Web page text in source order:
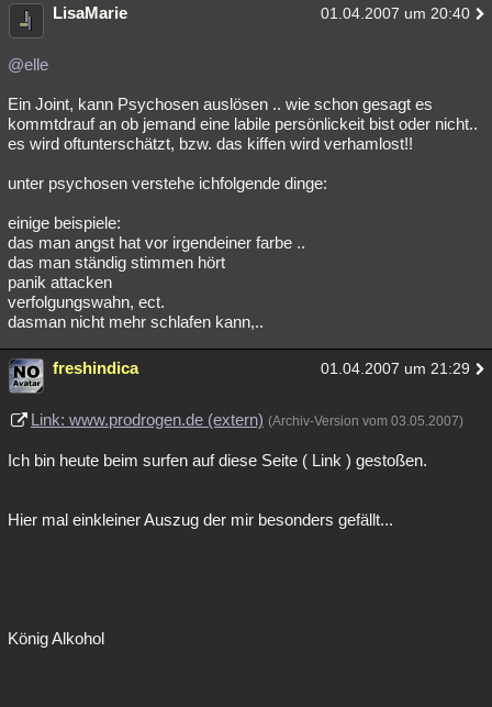
LisaMarie 01.04.2007 um 20:40
@elle
Ein Joint, kann Psychosen auslösen .. wie schon gesagt es
kommtdrauf an ob jemand eine labile persönlickeit bist oder nicht..
es wird oftunterschätzt, bzw. das kiffen wird verhamlost!!
unter psychosen verstehe ichfolgende dinge:
einige beispiele:
das man angst hat vor irgendeiner farbe ..
das man ständig stimmen hört
panik attacken
verfolgungswahn, ect.
dasman nicht mehr schlafen kann,..
freshindica 01.04.2007 um 21:29
Link: www.prodrogen.de (extern) (Archiv-Version vom 03.05.2007)
Ich bin heute beim surfen auf diese Seite ( Link ) gestoßen.
Hier mal einkleiner Auszug der mir besonders gefällt...
König Alkohol